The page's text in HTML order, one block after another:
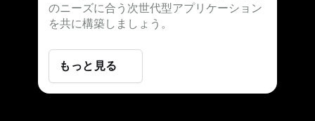
のニーズに合う次世代型アプリケーション
を共に構築しましょう。
もっと見る